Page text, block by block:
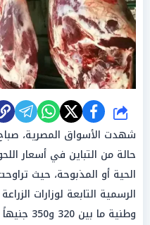
شارك
حالة من التباين في أسعار
الحية أو المذبوحة، حيث
الرسمية التابعة لوزارات
وطنية ما بين 320 و350 جنيهاً للكيلو.